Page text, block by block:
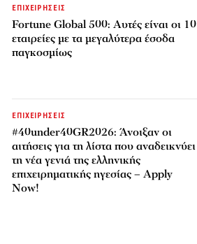
ΕΠΙΧΕΙΡΗΣΕΙΣ
Fortune Global 500: Αυτές είναι οι 10
εταιρείες με τα μεγαλύτερα έσοδα
παγκοσμίως
ΕΠΙΧΕΙΡΗΣΕΙΣ
#40under40GR2026: Άνοιξαν οι
αιτήσεις για τη λίστα που αναδεικνύει
τη νέα γενιά της ελληνικής
επιχειρηματικής ηγεσίας – Apply
Now!